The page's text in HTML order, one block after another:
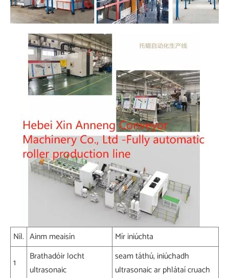
Níl. Ainm meaisín
Mír iniúchta
1
Brathadóir locht
ultrasonaic
seam táthú, iniúchadh
ultrasonaic ar phlátaí cruach